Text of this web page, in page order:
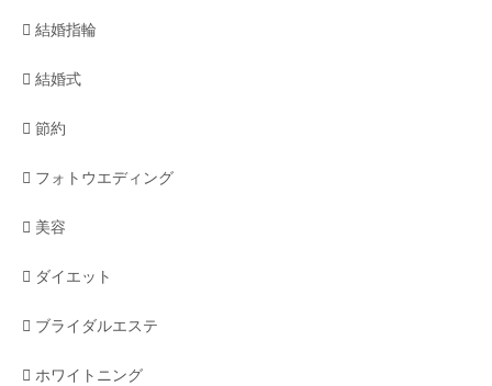
結婚指輪
結婚式
節約
フォトウエディング
美容
ダイエット
ブライダルエステ
ホワイトニング